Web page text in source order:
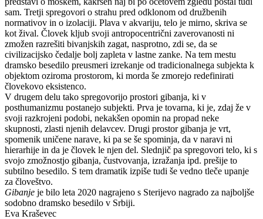
sam. Tretji spregovori o strahu pred odklonom od družbenih
normativov in o izolaciji. Plava v akvariju, telo je mirno, skriva se
kot žival. Človek kljub svoji antropocentrični zaverovanosti ni
zmožen razrešiti bivanjskih zagat, nasprotno, zdi se, da se
civilizacijsko čedalje bolj zapleta v lastne zanke. Na tem mestu
dramsko besedilo preusmeri izrekanje od tradicionalnega subjekta k
objektom oziroma prostorom, ki morda še zmorejo redefinirati
človekovo eksistenco.
V drugem delu tako spregovorijo prostori gibanja, ki v
posthumanizmu postanejo subjekti. Prva je tovarna, ki je, zdaj že v
svoji razkrojeni podobi, nekakšen opomin na propad neke
skupnosti, zlasti njenih delavcev. Drugi prostor gibanja je vrt,
spomenik uničene narave, ki pa se še spominja, da v naravi ni
hierarhije in da je človek le njen del. Slednjič pa spregovori telo, ki s
svojo zmožnostjo gibanja, čustvovanja, izražanja ipd. prešije to
subtilno besedilo. S tem dramatik izpiše tudi še vedno tleče upanje
za človeštvo.
Gibanje je bilo leta 2020 nagrajeno s Sterijevo nagrado za najboljše
sodobno dramsko besedilo v Srbiji.
Eva Kraševec